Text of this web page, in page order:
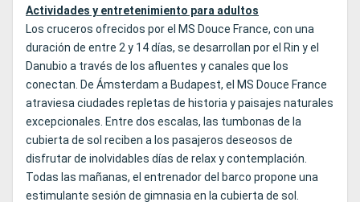
Actividades y entretenimiento para adultos
Los cruceros ofrecidos por el MS Douce France, con una
duración de entre 2 y 14 días, se desarrollan por el Rin y el
Danubio a través de los afluentes y canales que los
conectan. De Ámsterdam a Budapest, el MS Douce France
atraviesa ciudades repletas de historia y paisajes naturales
excepcionales. Entre dos escalas, las tumbonas de la
cubierta de sol reciben a los pasajeros deseosos de
disfrutar de inolvidables días de relax y contemplación.
Todas las mañanas, el entrenador del barco propone una
estimulante sesión de gimnasia en la cubierta de sol.